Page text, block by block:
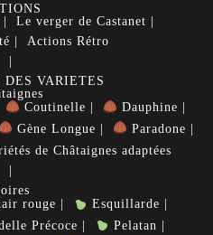
Le verger de Castanet
Actions Rétro
DES VARIETES
Coutinelle
Dauphine
Gène Longue
Paradone
de Châtaignes adaptées
rouge
Esquillarde
Précoce
Pelatan